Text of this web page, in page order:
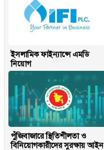
ইসলামিক ফাইন্যান্সে এমডি
নিয়োগ
পুঁজিবাজারে স্থিতিশীলতা ও
বিনিয়োগকারীদের সুরক্ষায় আইন